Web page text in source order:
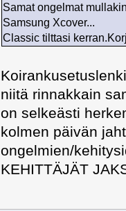
Samat ongelmat
Samsung Xcover...
Classic tilttasi
niitä rinnakkain
on selkeästi
kolmen päivän
ongelmien/
KEHITTÄJÄT